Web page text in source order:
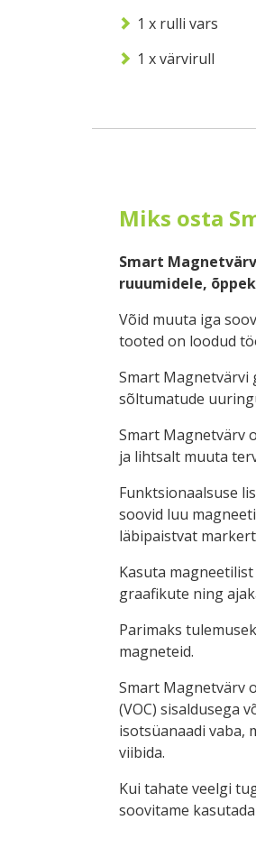
1 x rulli vars
1 x värvirull
Miks osta
Smart
ruuumidele,
Võid muuta iga
tooted on loodud
Smart Magnetvärvi
sõltumatude
Smart Magnetvärv
ja lihtsalt muuta
Funktsionaalsuse
soovid luu
läbipaistvat
Kasuta
graafikute ning
Parimaks
magneteid.
Smart Magnetvärv
(VOC) sisaldusega
isotsüanaadi vaba,
viibida.
Kui tahate veelgi
soovitame